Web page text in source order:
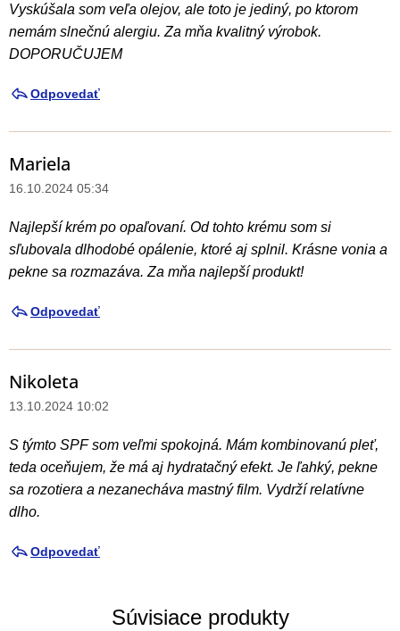
Súvisiace produkty
Vyskúšala som veľa olejov, ale toto je jediný, po ktorom
nemám slnečnú alergiu. Za mňa kvalitný výrobok.
DOPORUČUJEM
Odpovedať
Mariela
16.10.2024 05:34
Najlepší krém po opaľovaní. Od tohto krému som si
sľubovala dlhodobé opálenie, ktoré aj splnil. Krásne vonia a
pekne sa rozmazáva. Za mňa najlepší produkt!
Odpovedať
Nikoleta
13.10.2024 10:02
S týmto SPF som veľmi spokojná. Mám kombinovanú pleť,
teda oceňujem, že má aj hydratačný efekt. Je ľahký, pekne
sa rozotiera a nezanecháva mastný film. Vydrží relatívne
dlho.
Odpovedať